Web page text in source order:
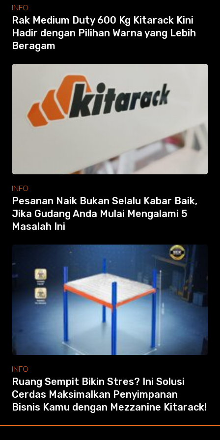
Accessories
Info
Gallery
Photo
Video
Contact
INFO
Rak Medium Duty 600 Kg Kitarack Kini
Hadir dengan Pilihan Warna yang Lebih
Beragam
INFO
Pesanan Naik Bukan Selalu Kabar Baik,
Jika Gudang Anda Mulai Mengalami 5
Masalah Ini
INFO
Ruang Sempit Bikin Stres? Ini Solusi
Cerdas Maksimalkan Penyimpanan
Bisnis Kamu dengan Mezzanine Kitarack!